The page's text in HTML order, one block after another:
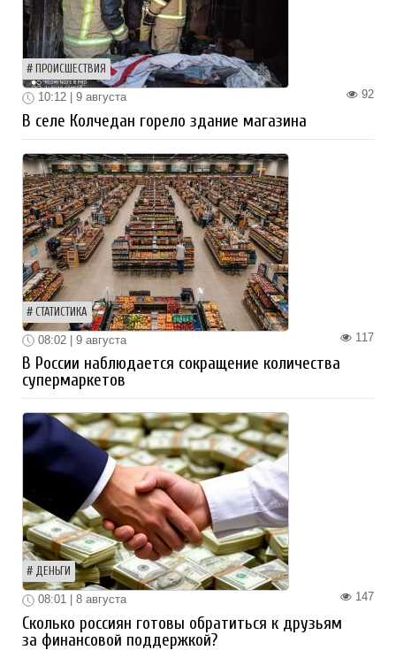
ПРОИСШЕСТВИЯ
92
10:12 | 9 августа
В селе Колчедан горело здание магазина
СТАТИСТИКА
117
08:02 | 9 августа
В России наблюдается сокращение количества
супермаркетов
ДЕНЬГИ
147
08:01 | 8 августа
Сколько россиян готовы обратиться к друзьям
за финансовой поддержкой?